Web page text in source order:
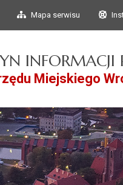
Przejdź do głównego
Przejdź do treści
Mapa serwisu
INFORMACJI
Miejskiego